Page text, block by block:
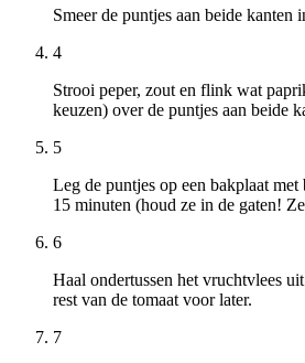
Smeer de puntjes aan beide kanten
4
Strooi peper, zout en flink wat
keuzen) over de puntjes aan beide
5
Leg de puntjes op een bakplaat
15 minuten (houd ze in de gaten!
6
Haal ondertussen het vruchtvlees
rest van de tomaat voor later.
7